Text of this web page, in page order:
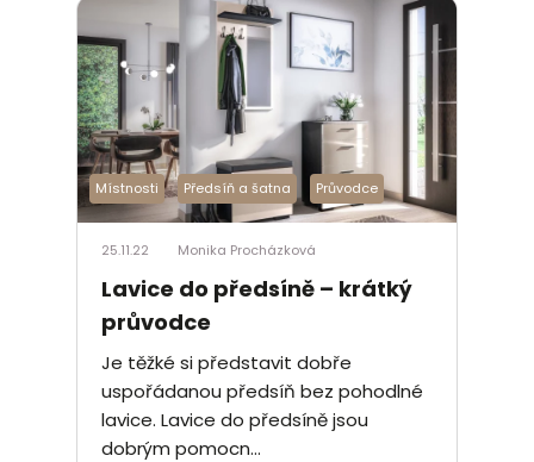
Místnosti Předsíň a šatna Průvodce
25.11.22 Monika Procházková
Lavice do předsíně – krátký
průvodce
Je těžké si představit dobře
uspořádanou předsíň bez pohodlné
lavice. Lavice do předsíně jsou
dobrým pomocn...